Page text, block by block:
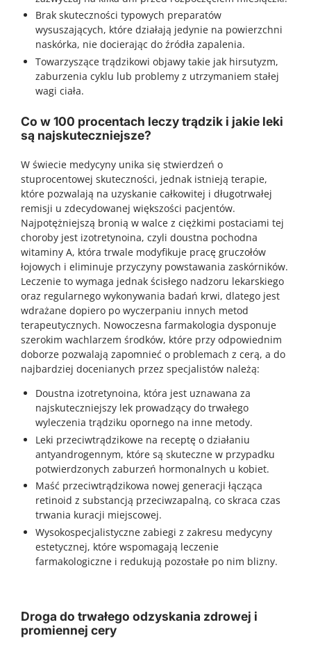
Brak skuteczności typowych preparatów
wysuszających, które działają jedynie na powierzchni
naskórka, nie docierając do źródła zapalenia.
Towarzyszące trądzikowi objawy takie jak hirsutyzm,
zaburzenia cyklu lub problemy z utrzymaniem stałej
wagi ciała.
Co w 100 procentach leczy trądzik i jakie leki
są najskuteczniejsze?
W świecie medycyny unika się stwierdzeń o
stuprocentowej skuteczności, jednak istnieją terapie,
które pozwalają na uzyskanie całkowitej i długotrwałej
remisji u zdecydowanej większości pacjentów.
Najpotężniejszą bronią w walce z ciężkimi postaciami tej
choroby jest izotretynoina, czyli doustna pochodna
witaminy A, która trwale modyfikuje pracę gruczołów
łojowych i eliminuje przyczyny powstawania zaskórników.
Leczenie to wymaga jednak ścisłego nadzoru lekarskiego
oraz regularnego wykonywania badań krwi, dlatego jest
wdrażane dopiero po wyczerpaniu innych metod
terapeutycznych. Nowoczesna farmakologia dysponuje
szerokim wachlarzem środków, które przy odpowiednim
doborze pozwalają zapomnieć o problemach z cerą, a do
najbardziej docenianych przez specjalistów należą:
Doustna izotretynoina, która jest uznawana za
najskuteczniejszy lek prowadzący do trwałego
wyleczenia trądziku opornego na inne metody.
Leki przeciwtrądzikowe na receptę o działaniu
antyandrogennym, które są skuteczne w przypadku
potwierdzonych zaburzeń hormonalnych u kobiet.
Maść przeciwtrądzikowa nowej generacji łącząca
retinoid z substancją przeciwzapalną, co skraca czas
trwania kuracji miejscowej.
Wysokospecjalistyczne zabiegi z zakresu medycyny
estetycznej, które wspomagają leczenie
farmakologiczne i redukują pozostałe po nim blizny.
Droga do trwałego odzyskania zdrowej i
promiennej cery